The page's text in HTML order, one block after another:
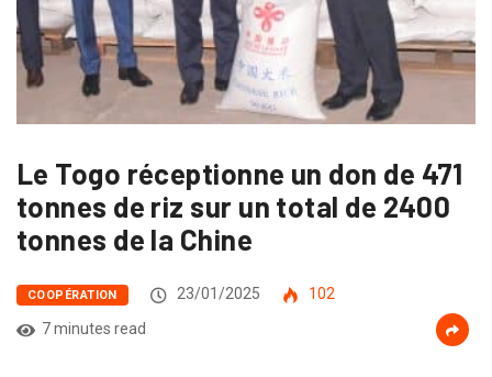
Le Togo réceptionne un don de 471
tonnes de riz sur un total de 2400
tonnes de la Chine
COOPÉRATION 23/01/2025
102
7 minutes read